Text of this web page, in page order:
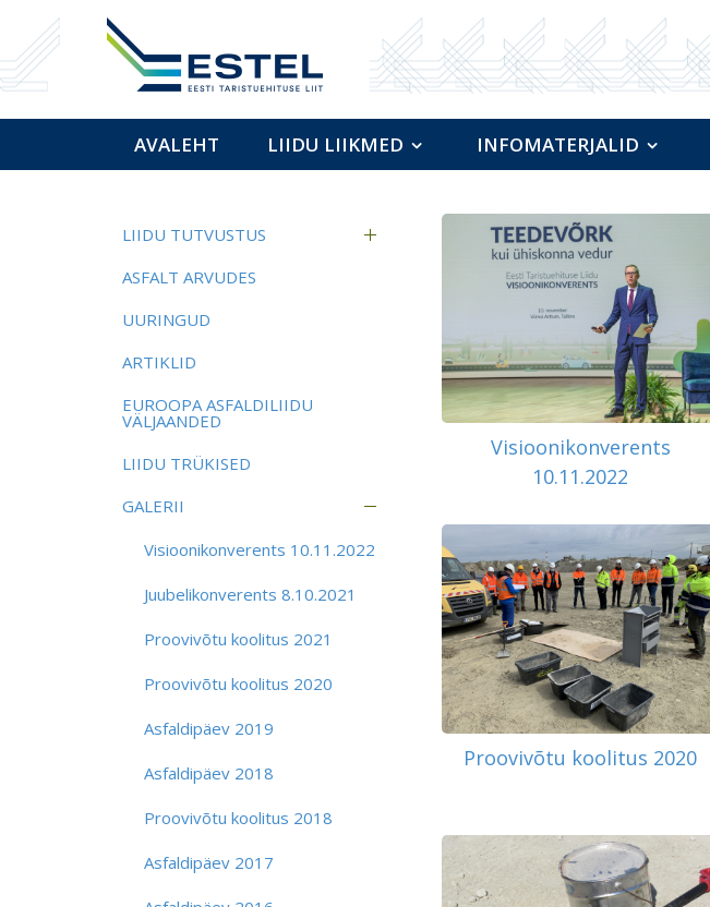
AVALEHT LIIDU LIIKMED INFOMATERJALID
LIIDU TUTVUSTUS
ASFALT ARVUDES
UURINGUD
ARTIKLID
EUROOPA ASFALDILIIDU
VÄLJAANDED
LIIDU TRÜKISED
GALERII
Visioonikonverents 10.11.2022
Juubelikonverents 8.10.2021
Proovivõtu koolitus 2021
Proovivõtu koolitus 2020
Asfaldipäev 2019
Asfaldipäev 2018
Proovivõtu koolitus 2018
Asfaldipäev 2017
Visioonikonverents
10.11.2022
Proovivõtu koolitus 2020